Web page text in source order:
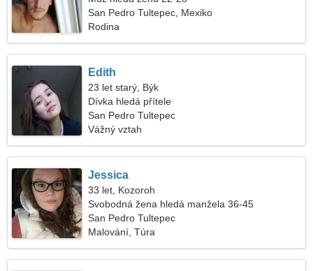
San Pedro Tultepec, Mexiko
Rodina
Edith
23 let starý, Býk
Dívka hledá přítele
San Pedro Tultepec
Vážný vztah
Jessica
33 let, Kozoroh
Svobodná žena hledá manžela 36-45
San Pedro Tultepec
Malování, Túra